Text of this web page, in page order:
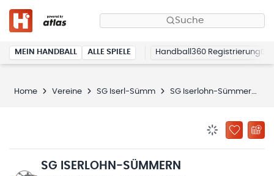
Suche
MEIN HANDBALL ALLE SPIELE Handball360 Registrierung
Home Vereine SG Iserl-Sümm SG Iserlohn-Sümmern
ZU
SG ISERLOHN-SÜMMERN